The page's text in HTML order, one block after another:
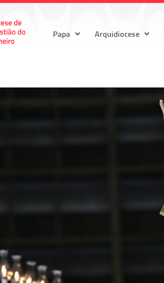
Papa Arquidiocese